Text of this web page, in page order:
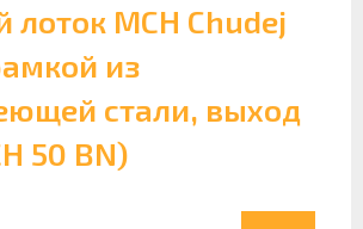
MCH Chudej
из
стали, выход
50 BN)